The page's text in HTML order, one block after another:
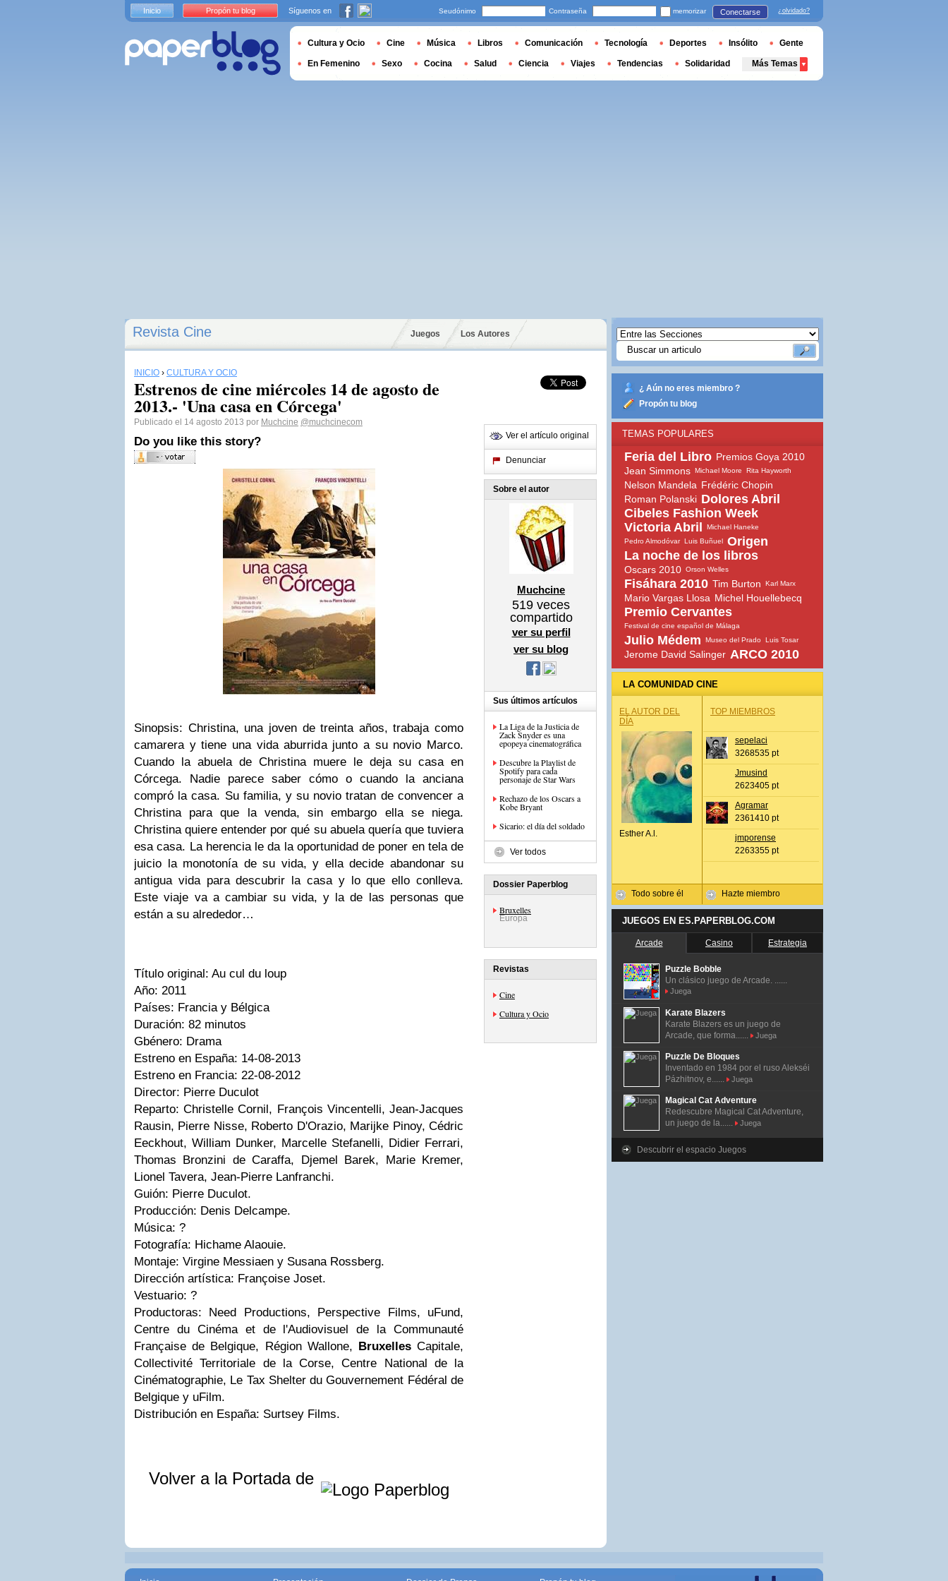
Revista Cine Juegos Los Autores
INICIO › CULTURA Y OCIO
Estrenos de cine miércoles 14 de agosto de
2013.- 'Una casa en Córcega'
Publicado el 14 agosto 2013 por Muchcine @muchcinecom
Do you like this story?
Sinopsis: Christina, una joven de treinta años, trabaja como
camarera y tiene una vida aburrida junto a su novio Marco.
Cuando la abuela de Christina muere le deja su casa en
Córcega. Nadie parece saber cómo o cuando la anciana
compró la casa. Su familia, y su novio tratan de convencer a
Christina para que la venda, sin embargo ella se niega.
Christina quiere entender por qué su abuela quería que tuviera
esa casa. La herencia le da la oportunidad de poner en tela de
juicio la monotonía de su vida, y ella decide abandonar su
antigua vida para descubrir la casa y lo que ello conlleva.
Este viaje va a cambiar su vida, y la de las personas que
están a su alrededor…
Título original: Au cul du loup
Año: 2011
Países: Francia y Bélgica
Duración: 82 minutos
Gbénero: Drama
Estreno en España: 14-08-2013
Estreno en Francia: 22-08-2012
Director: Pierre Duculot
Reparto: Christelle Cornil, François Vincentelli, Jean-Jacques
Rausin, Pierre Nisse, Roberto D'Orazio, Marijke Pinoy, Cédric
Eeckhout, William Dunker, Marcelle Stefanelli, Didier Ferrari,
Thomas Bronzini de Caraffa, Djemel Barek, Marie Kremer,
Lionel Tavera, Jean-Pierre Lanfranchi.
Guión: Pierre Duculot.
Producción: Denis Delcampe.
Música: ?
Fotografía: Hichame Alaouie.
Montaje: Virgine Messiaen y Susana Rossberg.
Dirección artística: Françoise Joset.
Vestuario: ?
Productoras: Need Productions, Perspective Films, uFund,
Centre du Cinéma et de l'Audiovisuel de la Communauté
Française de Belgique, Région Wallone, BruxellesCapitale,
Collectivité Territoriale de la Corse, Centre National de la
Cinématographie, Le Tax Shelter du Gouvernement Fédéral de
Belgique y uFilm.
Distribución en España: Surtsey Films.
Volver a la Portada de
Ver el artículo original
Denunciar
Sobre el autor
Muchcine
519 veces
compartido
ver su perfil
ver su blog
Sus últimos artículos
La Liga de la Justicia de
Zack Snyder es una
epopeya cinematográfica
Descubre la Playlist de
Spotify para cada
personaje de Star Wars
Rechazo de los Oscars a
Kobe Bryant
Sicario: el día del soldado
Ver todos
Dossier Paperblog
Bruxelles
Europa
Revistas
Cine
Cultura y Ocio
¿ Aún no eres miembro ?
Propón tu blog
TEMAS POPULARES
Feria del Libro Premios Goya 2010
Jean Simmons Michael Moore Rita Hayworth
Nelson Mandela Frédéric Chopin
Roman Polanski Dolores Abril
Cibeles Fashion Week
Victoria Abril
Michael Haneke
Pedro Almodóvar Luis Buñuel Origen
La noche de los libros
Oscars 2010 Orson Welles
Fisáhara 2010 Tim Burton Karl Marx
Mario Vargas Llosa Michel Houellebecq
Premio Cervantes
Festival de cine español de Málaga
Julio Médem Museo del Prado Luis Tosar
Jerome David Salinger ARCO 2010
LA COMUNIDAD CINE
EL AUTOR DEL
DÍA
Esther A.l.
Todo sobre él
TOP MIEMBROS
sepelaci
3268535 pt
Jmusind
2623405 pt
Agramar
2361410 pt
jmporense
2263355 pt
Hazte miembro
JUEGOS EN ES.PAPERBLOG.COM
Arcade Casino Estrategia
Puzzle Bobble
Un clásico juego de Arcade. ......
Juega
Karate Blazers
Karate Blazers es un juego de
Arcade, que forma......
Juega
Puzzle De Bloques
Inventado en 1984 por el ruso Alekséi
Pázhitnov, e......
Juega
Magical Cat Adventure
Redescubre Magical Cat Adventure,
un juego de la......
Juega
Descubrir el espacio Juegos
Inicio Propón tu blog Síguenos en Seudónimo Contraseña memorizar Conectarse ¿olvidado?
Cultura y Ocio Cine Música Libros Comunicación Tecnología Deportes Insólito Gente
En Femenino Sexo Cocina Salud Ciencia Viajes Tendencias Solidaridad Más Temas